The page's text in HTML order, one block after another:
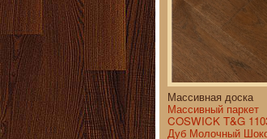
Массивная доска
Массивный паркет
COSWICK T&G
Дуб Молочный